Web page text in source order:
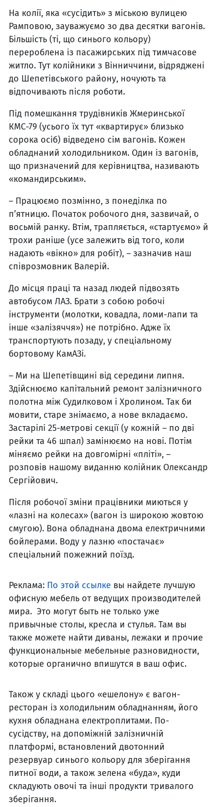
На колії, яка «сусідить» з міською вулицею
Рамповою, зауважуємо зо два десятки вагонів.
Більшість (ті, що синього кольору)
перероблена із пасажирських під тимчасове
житло. Тут колійники з Вінниччини, відряджені
до Шепетівського району, ночують та
відпочивають після роботи.
Під помешкання трудівників Жмеринської
КМС-79 (усього їх тут «квартирує» близько
сорока осіб) відведено сім вагонів. Кожен
обладнаний холодильником. Один із вагонів,
що призначений для керівництва, називають
«командирським».
– Працюємо позмінно, з понеділка по
п’ятницю. Початок робочого дня, зазвичай, о
восьмій ранку. Втім, трапляється, «стартуємо» й
трохи раніше (усе залежить від того, коли
надають «вікно» для робіт), – зазначив наш
співрозмовник Валерій.
До місця праці та назад людей підвозять
автобусом ЛАЗ. Брати з собою робочі
інструменти (молотки, ковадла, ломи-лапи та
інше «залізяччя») не потрібно. Адже їх
транспортують позаду, у спеціальному
бортовому КамАЗі.
– Ми на Шепетівщині від середини липня.
Здійснюємо капітальний ремонт залізничного
полотна між Судилковом і Хролином. Так би
мовити, старе знімаємо, а нове вкладаємо.
Застарілі 25-метрові секції (у кожній – по дві
рейки та 46 шпал) замінюємо на нові. Потім
міняємо рейки на довгомірні «пліті», –
розповів нашому виданню колійник Олександр
Сергійович.
Після робочої зміни працівники миються у
«лазні на колесах» (вагон із широкою жовтою
смугою). Вона обладнана двома електричними
бойлерами. Воду у лазню «постачає»
спеціальний пожежний поїзд.
Реклама: По этой ссылке вы найдете лучшую
офисную мебель от ведущих производителей
мира. Это могут быть не только уже
привычные столы, кресла и стулья. Там вы
также можете найти диваны, лежаки и прочие
функциональные мебельные разновидности,
которые органично впишутся в ваш офис.
Також у складі цього «ешелону» є вагон-
ресторан із холодильним обладнанням, його
кухня обладнана електроплитами. По-
сусідству, на допоміжній залізничній
платформі, встановлений двотонний
резервуар синього кольору для зберігання
питної води, а також зелена «буда», куди
складують овочі та інші продукти тривалого
зберігання.